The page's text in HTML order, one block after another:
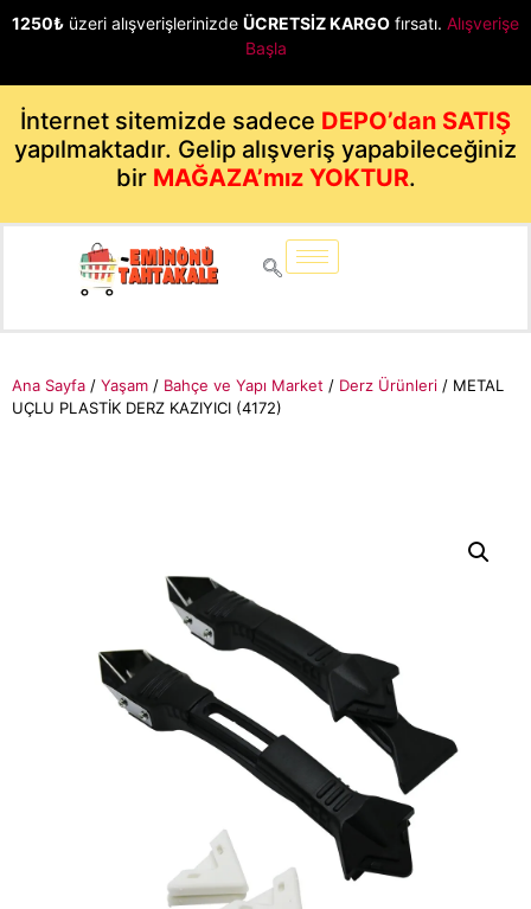
1250₺ üzeri alışverişlerinizde ÜCRETSİZ KARGO fırsatı. Alışverişe
Başla
İnternet sitemizde sadece DEPO’dan SATIŞ
yapılmaktadır. Gelip alışveriş yapabileceğiniz
bir MAĞAZA’mız YOKTUR.
Ana Sayfa / Yaşam / Bahçe ve Yapı Market / Derz Ürünleri / METAL
UÇLU PLASTİK DERZ KAZIYICI (4172)